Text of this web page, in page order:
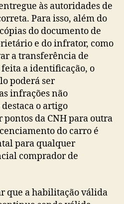
às autoridades de
Para isso, além do
do documento de
e do infrator, como
a transferência de
feita a identificação, o
poderá ser
infrações não
o artigo
da CNH para outra
do carro é
para qualquer
comprador de
que a habilitação válida